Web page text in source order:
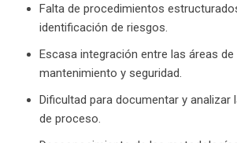
Falta de procedimientos
identificación de riesgos.
Escasa integración entre las áreas de
mantenimiento y seguridad.
Dificultad para documentar y analizar
de proceso.